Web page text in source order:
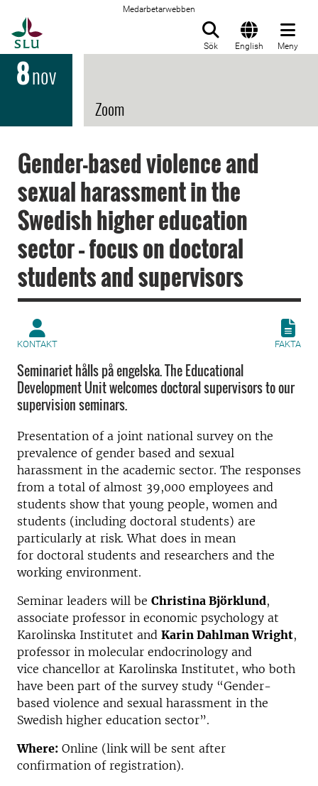
Medarbetarwebben
Sök English Meny
8nov
Zoom
Gender-based violence and
sexual harassment in the
Swedish higher education
sector – focus on doctoral
students and supervisors
KONTAKT FAKTA
Seminariet hålls på engelska. The Educational
Development Unit welcomes doctoral supervisors to our
supervision seminars.
Presentation of a joint national survey on the
prevalence of gender based and sexual
harassment in the academic sector. The responses
from a total of almost 39,000 employees and
students show that young people, women and
students (including doctoral students) are
particularly at risk. What does in mean
for doctoral students and researchers and the
working environment.
Seminar leaders will be Christina Björklund,
associate professor in economic psychology at
Karolinska Institutet and Karin Dahlman Wright,
professor in molecular endocrinology and
vice chancellor at Karolinska Institutet, who both
have been part of the survey study “Gender-
based violence and sexual harassment in the
Swedish higher education sector”.
Where: Online (link will be sent after
confirmation of registration).